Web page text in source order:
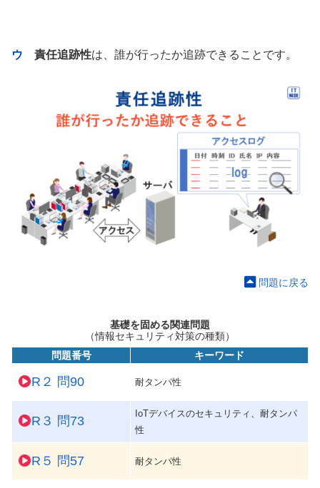
ウ 責任追跡性は、誰が行ったか追跡できることです。
問題に戻る
基礎を固める関連問題
（情報セキュリティ対策の種類）
問題番号
キーワード
R２ 問90 耐タンパ性
R３ 問73
IoTデバイスのセキュリティ、耐タンパ
性
R５ 問57 耐タンパ性